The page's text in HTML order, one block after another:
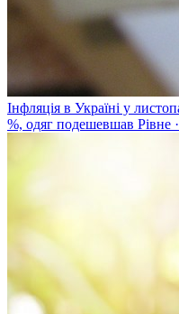
Інфляція в Україні у
%, одяг подешевшав Рівне